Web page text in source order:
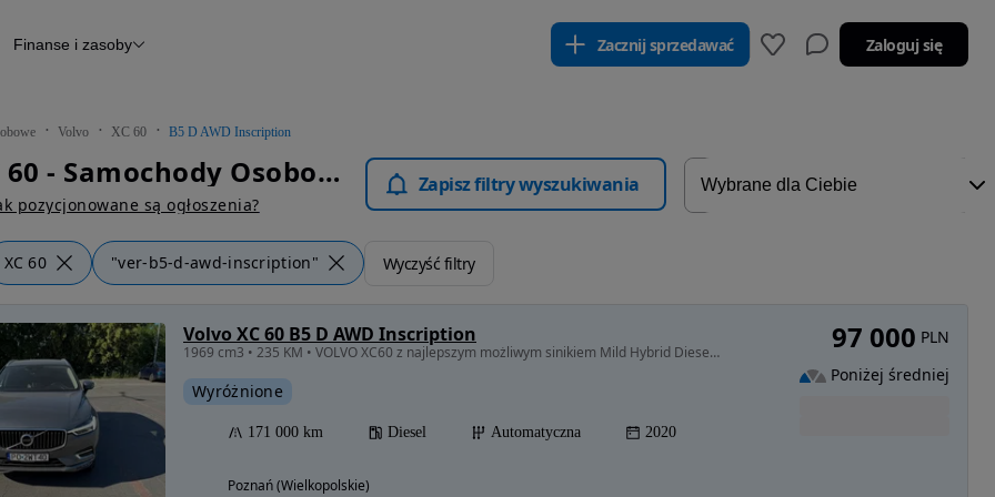
Raport z inspekcji
Otomoto News
Finanse i zasoby Zacznij sprzedawać Zaloguj się
Volvo XC 60 B5 D AWD Inscription
Volvo XC 60 - Samochody Osobowe
pozycjonowane są ogłoszenia?
Zapisz filtry wyszukiwania
XC 60 "ver-b5-d-awd-inscription" Wyczyść filtry
Volvo XC 60 B5 D AWD Inscription
1969 cm3 • 235 KM • VOLVO XC60 z najlepszym możliwym sinikiem Mild Hybrid Diesel 235+14
Wyróżnione
171 000 km Diesel Automatyczna 2020
Poznań (Wielkopolskie)
97 000 PLN
Poniżej średniej